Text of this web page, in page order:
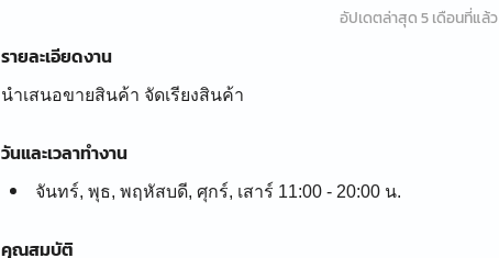
อัปเดตล่าสุด 5 เดือนที่แล้ว
รายละเอียดงาน
นำเสนอขายสินค้า จัดเรียงสินค้า
วันและเวลาทำงาน
จันทร์, พุธ, พฤหัสบดี, ศุกร์, เสาร์ 11:00 - 20:00 น.
คุณสมบัติ